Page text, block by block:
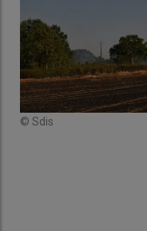
© Sdis